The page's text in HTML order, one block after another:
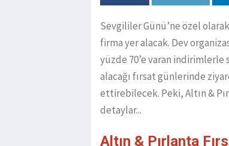
Sevgililer Günü’ne özel
firma yer alacak. Dev
yüzde 70’e varan indirimlerle
alacağı fırsat günlerinde
ettirebilecek. Peki, Altın &
detaylar...
Altın & Pırlanta